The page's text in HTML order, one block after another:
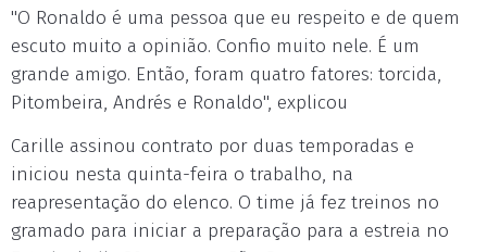
"O Ronaldo é uma pessoa que eu respeito e de quem
escuto muito a opinião. Confio muito nele. É um
grande amigo. Então, foram quatro fatores: torcida,
Pitombeira, Andrés e Ronaldo", explicou
Carille assinou contrato por duas temporadas e
iniciou nesta quinta-feira o trabalho, na
reapresentação do elenco. O time já fez treinos no
gramado para iniciar a preparação para a estreia no